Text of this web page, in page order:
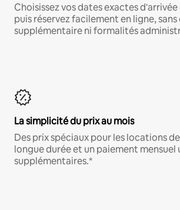
Choisissez vos dates exactes
puis réservez facilement en ligne,
supplémentaire ni formalités
La simplicité du prix au mois
Des prix spéciaux pour les locations
longue durée et un paiement mensuel
supplémentaires.*